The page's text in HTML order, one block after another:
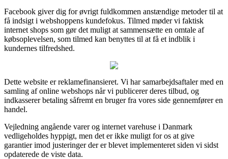
Facebook giver dig for øvrigt fuldkommen anstændige metoder til at
få indsigt i webshoppens kundefokus. Tilmed møder vi faktisk
internet shops som gør det muligt at sammensætte en omtale af
købsoplevelsen, som tilmed kan benyttes til at få et indblik i
kundernes tilfredshed.
Dette website er reklamefinansieret. Vi har samarbejdsaftaler med en
samling af online webshops når vi publicerer deres tilbud, og
indkasserer betaling såfremt en bruger fra vores side gennemfører en
handel.
Vejledning angående varer og internet varehuse i Danmark
vedligeholdes hyppigt, men det er ikke muligt for os at give
garantier imod justeringer der er blevet implementeret siden vi sidst
opdaterede de viste data.